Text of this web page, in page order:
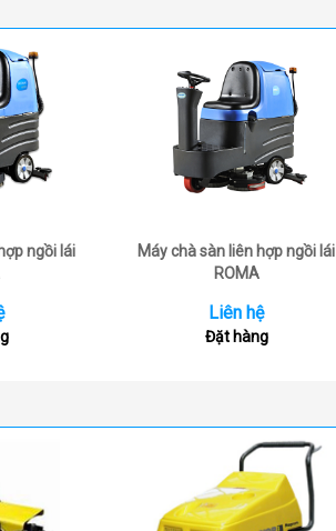
ngồi lái
Máy chà sàn liên hợp ngồi lái
ROMA
Liên hệ
Đặt hàng